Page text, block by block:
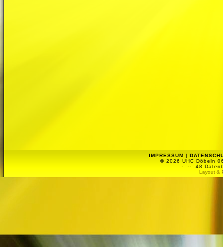
IMPRESSUM |
© 2026 UHC Döbeln
-
-- 48
Layout &